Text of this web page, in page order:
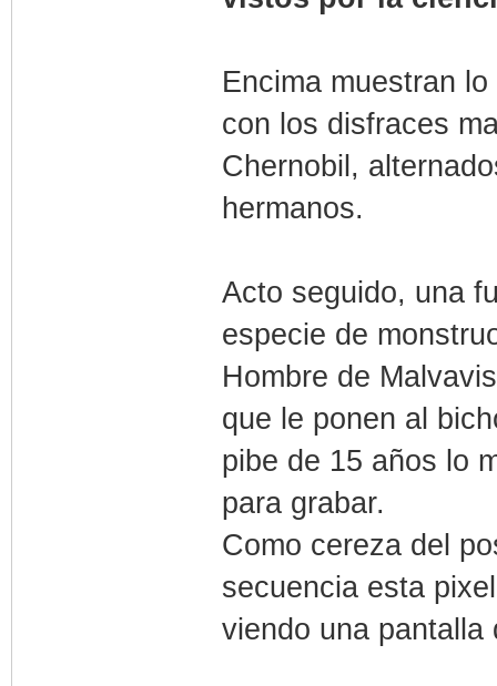
Encima muestran
con los disfraces
Chernobil,
hermanos.
Acto seguido, una
especie de
Hombre de
que le ponen al
pibe de 15 años lo
para grabar.
Como cereza del
secuencia esta
viendo una